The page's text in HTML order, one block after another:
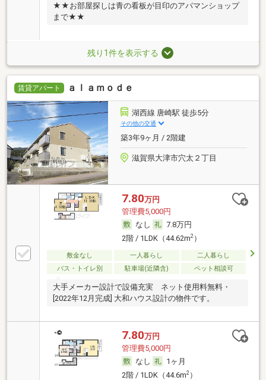
★★お部屋探しは青の看板が目印のアパマンショップ
まで★★
残り1件を表示する
賃貸アパート ａｌａｍｏｄｅ
湖西線 唐崎駅 徒歩5分
その他の交通
築3年9ヶ月 / 2階建
滋賀県大津市穴太２丁目
7.80万円
管理費5,000円
なし
7.8万円
2階 / 1LDK（44.62m2）
敷金なし 一人暮らし
二人暮らし
バス・トイレ別
駐車場(近隣含) ペット相談可
大手メーカー設計で設備充実 ネット使用料無料・
[2022年12月完成] 大和ハウス設計の物件です。
7.80万円
管理費5,000円
なし
1ヶ月
2階 / 1LDK（44.6m2）